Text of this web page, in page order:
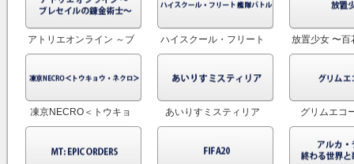
アトリエオンライン ～ブ
RMT
ハイスクール・フリート
RMT
放置少女 〜百
凍京NECRO＜トウキョ
あいりすミスティリア
グリムエコ